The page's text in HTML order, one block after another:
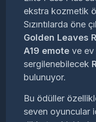
ekstra kozmetik
Sızıntılarda öne
Golden Leaves
A19 emote ve ev
sergilenebilecek
bulunuyor.
Bu ödüller
seven oyuncular